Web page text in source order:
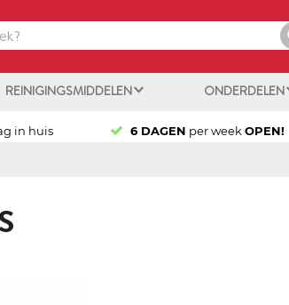
REINIGINGSMIDDELEN ONDERDELEN
in huis 6 DAGEN per weekOPEN!